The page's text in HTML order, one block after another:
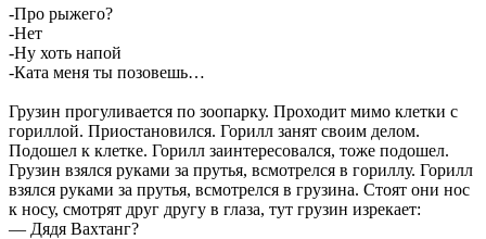
-Про рыжего?
-Нет
-Ну хоть напой
-Ката меня ты позовешь…
Грузин прогуливается по зоопарку. Проходит мимо клетки с
гориллой. Приостановился. Горилл занят своим делом.
Подошел к клетке. Горилл заинтересовался, тоже подошел.
Грузин взялся руками за прутья, всмотрелся в гориллу. Горилл
взялся руками за прутья, всмотрелся в грузина. Стоят они нос
к носу, смотрят друг другу в глаза, тут грузин изрекает:
— Дядя Вахтанг?